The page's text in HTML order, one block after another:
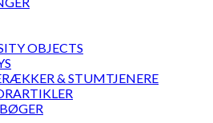
OBJECTS
& STUMTJENERE